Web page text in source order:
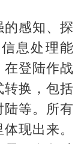
的感知、探
息处理能
在登陆作战
转换，包括
陆等。所有
现出来。